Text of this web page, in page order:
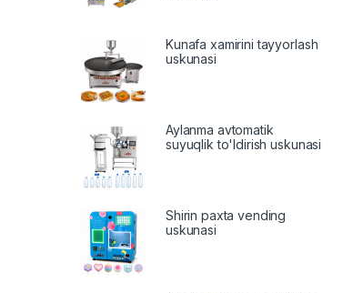
Kunafa xamirini tayyorlash
uskunasi
Aylanma avtomatik
suyuqlik to'ldirish uskunasi
Shirin paxta vending
uskunasi